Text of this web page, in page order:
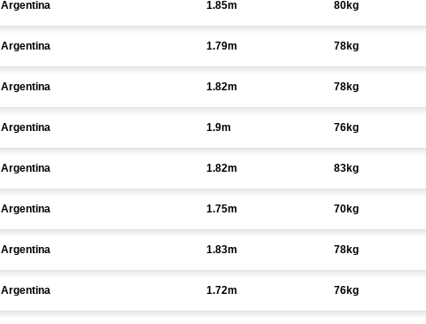
Argentina 1.85m 80kg
Argentina 1.79m 78kg
Argentina 1.82m 78kg
Argentina 1.9m 76kg
Argentina 1.82m 83kg
Argentina 1.75m 70kg
Argentina 1.83m 78kg
Argentina 1.72m 76kg